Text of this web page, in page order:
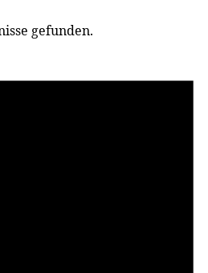
gefunden.